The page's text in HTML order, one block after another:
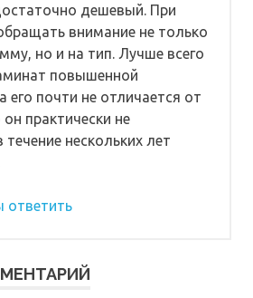
дешевый. При
внимание не только
но и на тип. Лучше всего
повышенной
его почти не отличается от
практически не
нескольких лет
ответить